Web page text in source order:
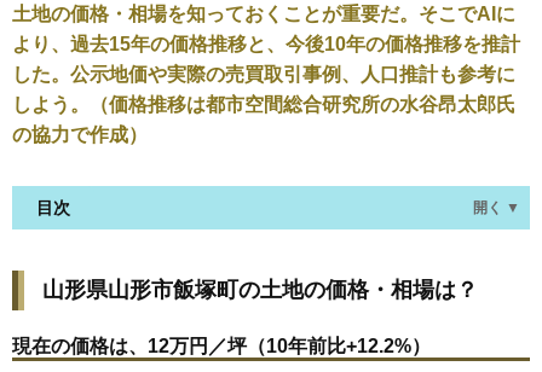
土地の価格・相場を知っておくことが重要だ。そこでAIに
より、過去15年の価格推移と、今後10年の価格推移を推計
した。公示地価や実際の売買取引事例、人口推計も参考に
しよう。（価格推移は都市空間総合研究所の水谷昂太郎氏
の協力で作成）
目次 開く ▼
現在の価格は、12万円／坪（10年前比+12.2%）
価格を詳細に分析しよう
山形県山形市飯塚町の土地の価格・相場は？
現在の価格は、12万円／坪（10年前比+12.2%）